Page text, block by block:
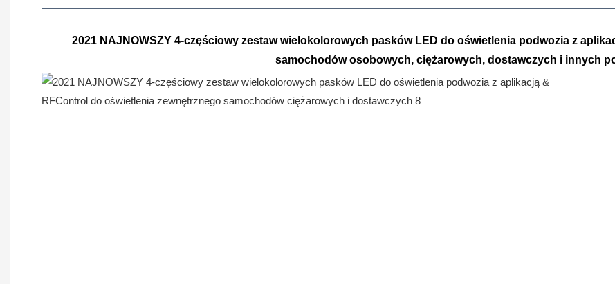
2021 NAJNOWSZY 4-częściowy zestaw wielokolorowych pasków LED do oświetlenia podwozia z